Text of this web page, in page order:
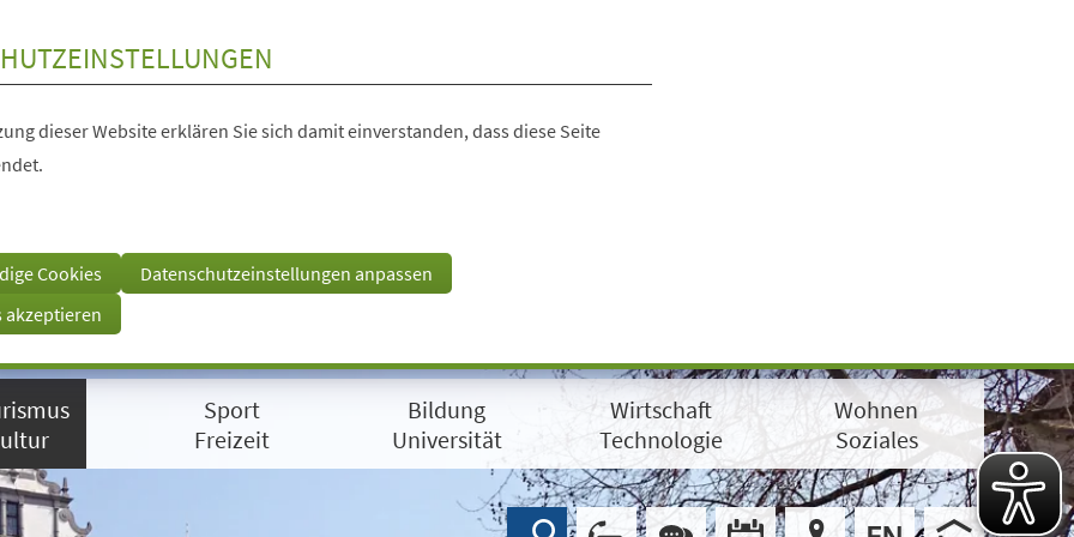
dieser Website erklären Sie sich damit einverstanden, dass diese Seite
Cookies
Datenschutzeinstellungen anpassen
akzeptieren
Sport
Freizeit
Bildung
Universität
Wirtschaft
Technologie
Wohnen
Soziales